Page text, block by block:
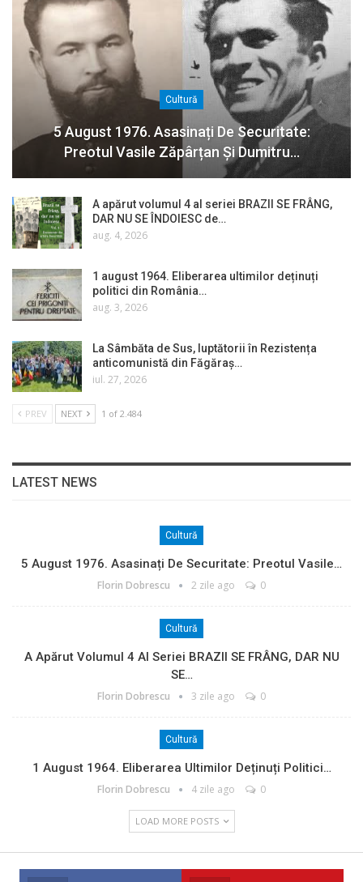
Cultură
5 August 1976. Asasinați De Securitate:
Preotul Vasile Zăpârțan Și Dumitru…
A apărut volumul 4 al seriei BRAZII SE FRÂNG,
DAR NU SE ÎNDOIESC de…
aug. 4, 2026
1 august 1964. Eliberarea ultimilor deținuți
politici din România…
aug. 3, 2026
La Sâmbăta de Sus, luptătorii în Rezistența
anticomunistă din Făgăraș…
iul. 27, 2026
PREV NEXT 1 of 2.484
LATEST NEWS
Cultură
5 August 1976. Asasinați De Securitate: Preotul Vasile…
Florin Dobrescu 2 zile ago 0
Cultură
A Apărut Volumul 4 Al Seriei BRAZII SE FRÂNG, DAR NU
SE…
Florin Dobrescu 3 zile ago 0
Cultură
1 August 1964. Eliberarea Ultimilor Deținuți Politici…
Florin Dobrescu 4 zile ago 0
LOAD MORE POSTS